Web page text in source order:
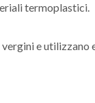
termoplastici.
e